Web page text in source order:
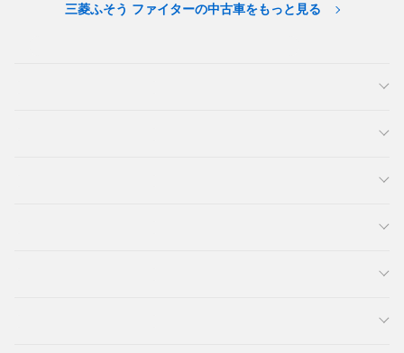
三菱ふそう ファイターの中古車をもっと見る